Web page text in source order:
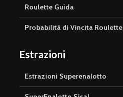
Roulette Guida
Probabilità di Vincita Roulette
Estrazioni
Estrazioni Superenalotto